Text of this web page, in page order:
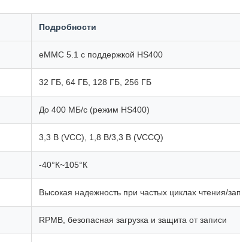
Подробности
eMMC 5.1 с поддержкой HS400
32 ГБ, 64 ГБ, 128 ГБ, 256 ГБ
До 400 МБ/с (режим HS400)
3,3 В (VCC), 1,8 В/3,3 В (VCCQ)
-40°К~105°К
Высокая надежность при частых циклах чтения/
RPMB, безопасная загрузка и защита от записи